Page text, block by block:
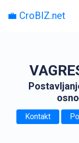
💼 CroBIZ.net
Kontakt